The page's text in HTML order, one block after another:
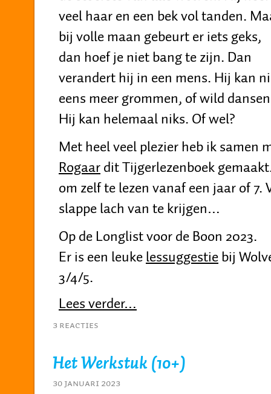
veel haar en een bek vol tanden.
bij volle maan gebeurt er iets geks,
dan hoef je niet bang te zijn. Dan
verandert hij in een mens. Hij kan
eens meer grommen, of wild
Hij kan helemaal niks. Of wel?
Met heel veel plezier heb ik samen
Rogaardit Tijgerlezenboek
om zelf te lezen vanaf een jaar of 7.
slappe lach van te krijgen…
Op de Longlist voor de Boon 2023.
Er is een leukelessuggestiebij
3/4/5.
Lees verder…
3 Reacties
Het Werkstuk (10+)
30 januari 2023